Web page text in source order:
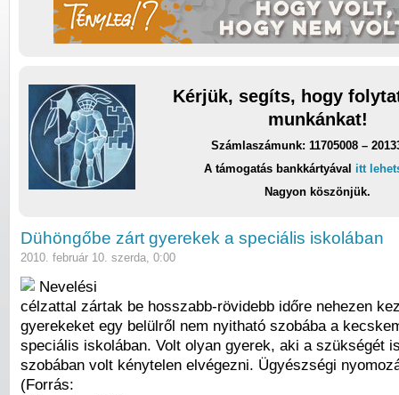
Kérjük, segíts, hogy
munkánkat!
Számlaszámunk: 11705008 –
A támogatás bankkártyával itt
Nagyon köszönjük.
Dühöngőbe zárt gyerekek a speciális iskolában
2010. február 10. szerda, 0:00
Nevelési
célzattal zártak be hosszabb-rövidebb időre nehezen
gyerekeket egy belülről nem nyitható szobába a
speciális iskolában. Volt olyan gyerek, aki a szükségét
szobában volt kénytelen elvégezni. Ügyészségi
(Forrás: